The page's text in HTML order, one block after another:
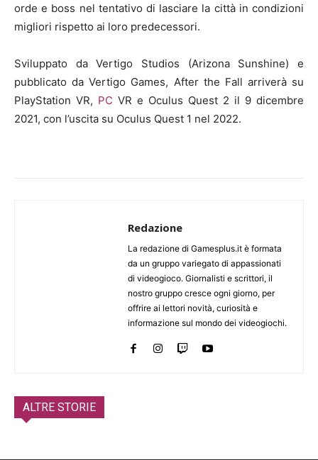
orde e boss nel tentativo di lasciare la città in condizioni
migliori rispetto ai loro predecessori.
Sviluppato da Vertigo Studios (Arizona Sunshine) e
pubblicato da Vertigo Games, After the Fall arriverà su
PlayStation VR, PC VR e Oculus Quest 2 il 9 dicembre
2021, con l’uscita su Oculus Quest 1 nel 2022.
Redazione
La redazione di Gamesplus.it è formata
da un gruppo variegato di appassionati
di videogioco. Giornalisti e scrittori, il
nostro gruppo cresce ogni giorno, per
offrire ai lettori novità, curiosità e
informazione sul mondo dei videogiochi.
ALTRE STORIE